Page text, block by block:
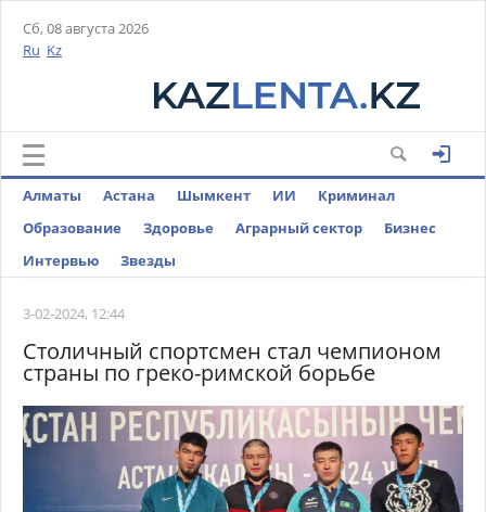
Сб, 08 августа 2026
Ru Kz
Алматы Астана Шымкент ИИ
Криминал
Образование
Здоровье Аграрный сектор
Бизнес
Интервью
Звезды
3-02-2024, 12:44
Столичный спортсмен стал чемпионом
страны по греко-римской борьбе